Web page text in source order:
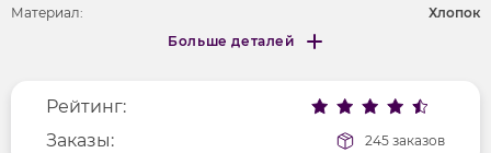
Материал:
Хлопок
Фактура материала
текстильный
Длина рукава
длинные
Больше деталей
Меньше деталей
Рейтинг:
Заказы:
245 заказов